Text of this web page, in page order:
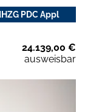
PDC Appl
24.139,00 €
ausweisbar